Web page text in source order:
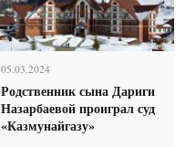
05.03.2024
Родственник сына Дариги
Назарбаевой проиграл суд
«Казмунайгазу»